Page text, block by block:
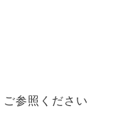
参照ください